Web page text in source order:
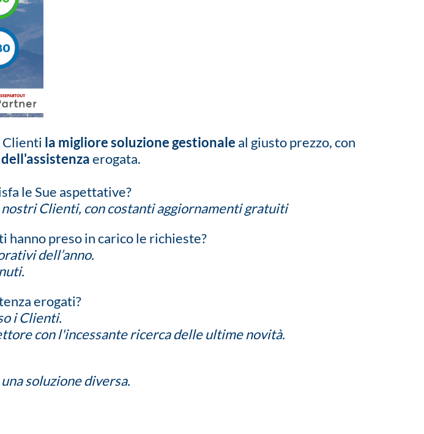
Clienti la migliore soluzione gestionale al giusto prezzo, con
erogata.
le Sue aspettative?
Clienti, con costanti aggiornamenti gratuiti
hanno preso in carico le richieste?
dell’anno.
erogati?
i Clienti.
con l'incessante ricerca delle ultime novità.
soluzione diversa.